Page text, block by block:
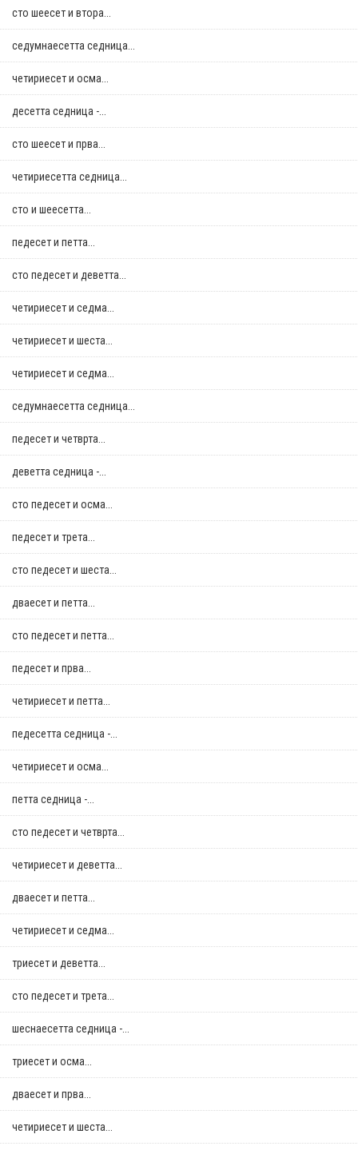
сто шеесет и втора...
седумнаесетта седница...
четириесет и осма...
десетта седница -...
сто шеесет и прва...
четириесетта седница...
сто и шеесетта...
педесет и петта...
сто педесет и деветта...
четириесет и седма...
четириесет и шеста...
четириесет и седма...
седумнаесетта седница...
педесет и четврта...
деветта седница -...
сто педесет и осма...
педесет и трета...
сто педесет и шеста...
дваесет и петта...
сто педесет и петта...
педесет и прва...
четириесет и петта...
педесетта седница -...
четириесет и осма...
петта седница -...
сто педесет и четврта...
четириесет и деветта...
дваесет и петта...
четириесет и седма...
триесет и деветта...
сто педесет и трета...
шеснаесетта седница -...
триесет и осма...
дваесет и прва...
четириесет и шеста...